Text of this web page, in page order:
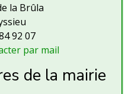
la Brûla
92 07
par mail
de la mairie